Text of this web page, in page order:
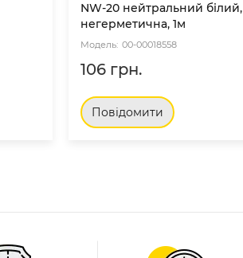
NW-20 нейтральний білий,
негерметична, 1м
00-00018558
106 грн.
Повідомити